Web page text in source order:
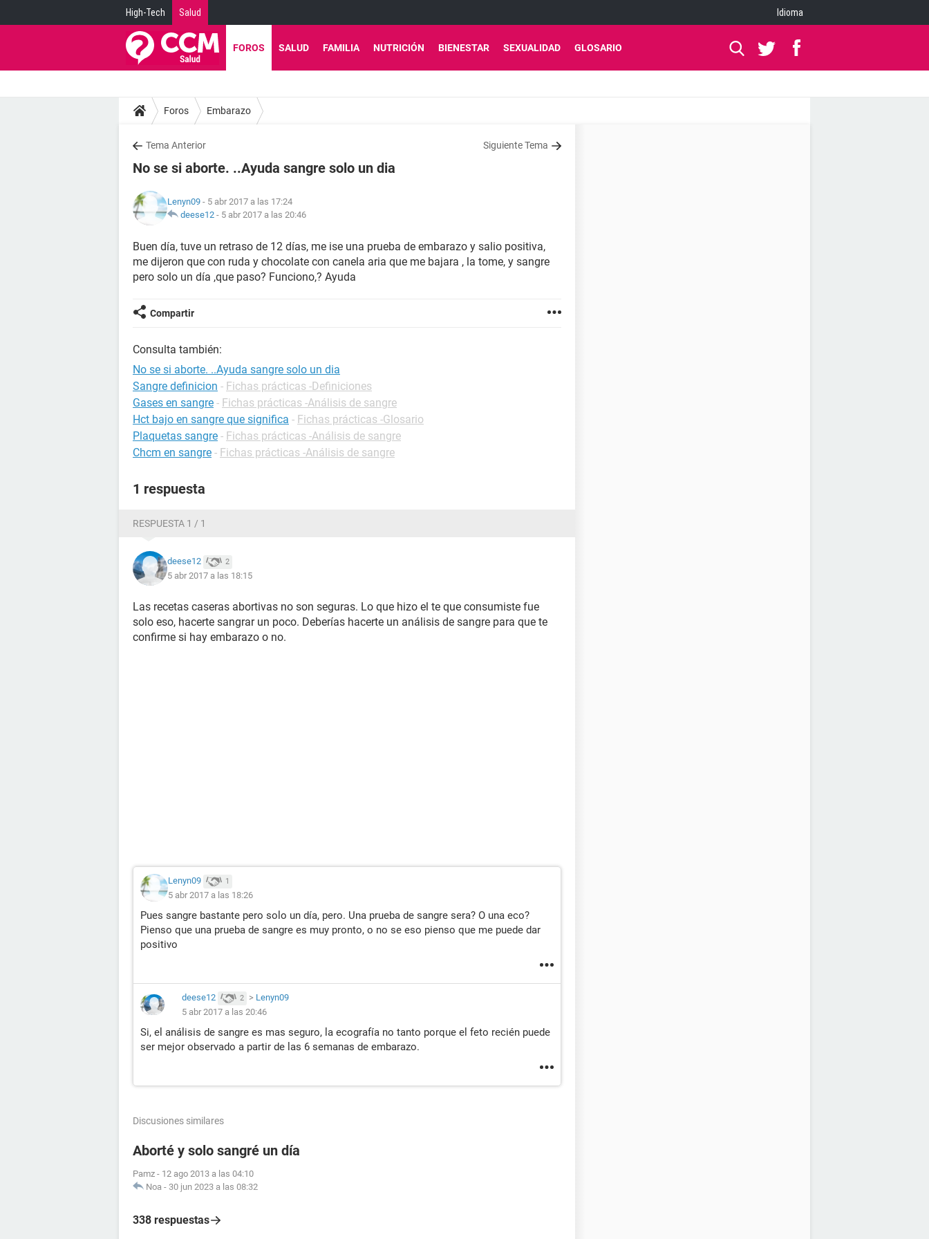
High-Tech Salud Idioma
FOROS SALUD FAMILIA NUTRICIÓN BIENESTAR SEXUALIDAD GLOSARIO
Foros Embarazo
Tema Anterior Siguiente Tema
No se si aborte. ..Ayuda sangre solo un dia
Lenyn09 - 5 abr 2017 a las 17:24
deese12 - 5 abr 2017 a las 20:46
Buen día, tuve un retraso de 12 días, me ise una prueba de embarazo y salio positiva,
me dijeron que con ruda y chocolate con canela aria que me bajara , la tome, y sangre
pero solo un día ,que paso? Funciono,? Ayuda
Compartir
Consulta también:
No se si aborte. ..Ayuda sangre solo un dia
Sangre definicion - Fichas prácticas -Definiciones
Gases en sangre - Fichas prácticas -Análisis de sangre
Hct bajo en sangre que significa - Fichas prácticas -Glosario
Plaquetas sangre - Fichas prácticas -Análisis de sangre
Chcm en sangre - Fichas prácticas -Análisis de sangre
1 respuesta
RESPUESTA 1 / 1
deese12 2
5 abr 2017 a las 18:15
Las recetas caseras abortivas no son seguras. Lo que hizo el te que consumiste fue
solo eso, hacerte sangrar un poco. Deberías hacerte un análisis de sangre para que te
confirme si hay embarazo o no.
Lenyn09 1
5 abr 2017 a las 18:26
Pues sangre bastante pero solo un día, pero. Una prueba de sangre sera? O una eco?
Pienso que una prueba de sangre es muy pronto, o no se eso pienso que me puede dar
positivo
deese12 2 > Lenyn09
5 abr 2017 a las 20:46
Si, el análisis de sangre es mas seguro, la ecografía no tanto porque el feto recién puede
ser mejor observado a partir de las 6 semanas de embarazo.
Discusiones similares
Aborté y solo sangré un día
Pamz - 12 ago 2013 a las 04:10
Noa - 30 jun 2023 a las 08:32
338 respuestas